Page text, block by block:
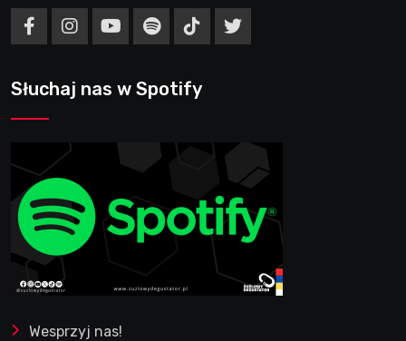
Słuchaj nas w Spotify
Wesprzyj nas!